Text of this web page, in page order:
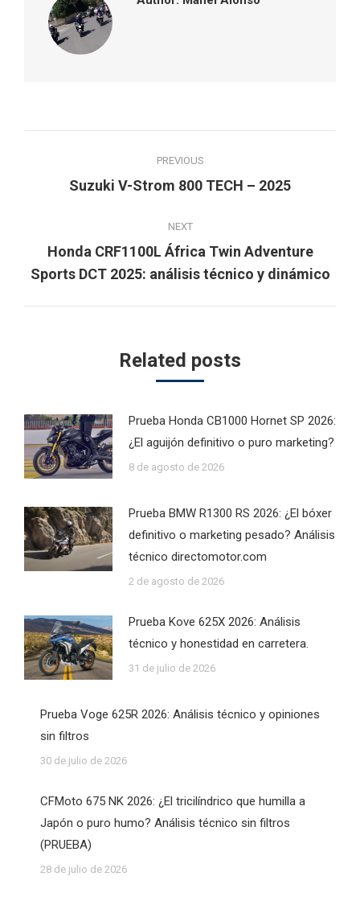
navigation
PREVIOUS
Previous
Suzuki V-Strom 800 TECH – 2025
NEXT
Next
post:
Honda CRF1100L África Twin Adventure
Sports DCT 2025: análisis técnico y dinámico
Related posts
Prueba Honda CB1000 Hornet SP 2026:
¿El aguijón definitivo o puro marketing?
8 de agosto de 2026
Prueba BMW R1300 RS 2026: ¿El bóxer
definitivo o marketing pesado? Análisis
técnico directomotor.com
2 de agosto de 2026
Prueba Kove 625X 2026: Análisis
técnico y honestidad en carretera.
31 de julio de 2026
Prueba Voge 625R 2026: Análisis técnico y opiniones
sin filtros
30 de julio de 2026
CFMoto 675 NK 2026: ¿El tricilíndrico que humilla a
Japón o puro humo? Análisis técnico sin filtros
(PRUEBA)
28 de julio de 2026